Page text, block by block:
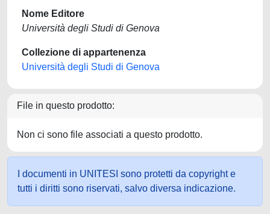
Nome Editore
Università degli Studi di Genova
Collezione di appartenenza
Università degli Studi di Genova
File in questo prodotto:
Non ci sono file associati a questo prodotto.
I documenti in UNITESI sono protetti da copyright e
tutti i diritti sono riservati, salvo diversa indicazione.